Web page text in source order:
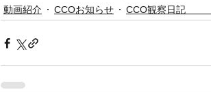
動画紹介
CCOお知らせ CCO観察日記